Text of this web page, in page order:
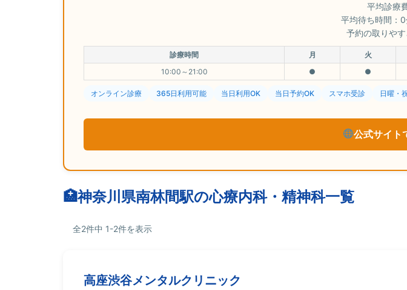
平均診療
平均待ち時間：
予約の取り
診療時間 月 火
10:00～21:00
● ●
オンライン診療 365日利用可能 当日利用OK 当日予約OK スマホ受診 日曜・
公式サイト
神奈川県南林間駅の心療内科・精神科一覧
全2件中 1-2件を表示
高座渋谷メンタルクリニック